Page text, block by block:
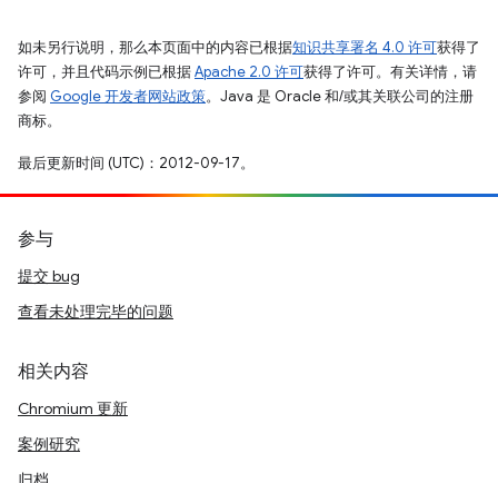
如未另行说明，那么本页面中的内容已根据知识共享署名 4.0 许可获得了
许可，并且代码示例已根据Apache 2.0 许可获得了许可。有关详情，请
参阅 Google 开发者网站政策。Java 是 Oracle 和/或其关联公司的注册
商标。
最后更新时间 (UTC)：2012-09-17。
参与
提交 bug
查看未处理完毕的问题
相关内容
Chromium 更新
案例研究